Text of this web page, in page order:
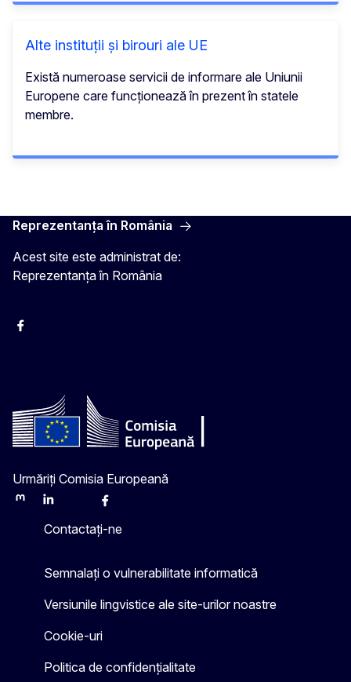
Alte instituții și birouri ale UE
Există numeroase servicii de informare ale Uniunii
Europene care funcționează în prezent în statele
membre.
Reprezentanța în România
Acest site este administrat de:
Reprezentanța în România
Facebook
Urmăriți Comisia Europeană
MastodonLinkedInBlueskyFacebook
Contactați-ne
Semnalați o vulnerabilitate informatică
Versiunile lingvistice ale site-urilor noastre
Cookie-uri
Politica de confidențialitate